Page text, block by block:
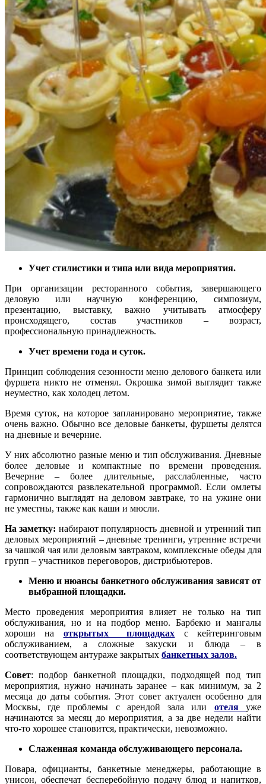
Учет стилистики и типа или вида мероприятия.
При организации ресторанного события, завершающего
деловую или научную конференцию, симпозиум,
презентацию, выставку, важно учитывать атмосферу
происходящего, состав участников – возраст,
профессиональную принадлежность.
Учет времени года и суток.
Принцип соблюдения сезонности меню делового банкета или
фуршета никто не отменял. Окрошка зимой выглядит также
неуместно, как холодец летом.
Время суток, на которое запланировано мероприятие, также
очень важно. Обычно все деловые банкеты, фуршеты делятся
на дневные и вечерние.
У них абсолютно разные меню и тип обслуживания. Дневные
более деловые и компактные по времени проведения.
Вечерние – более длительные, расслабленные, часто
сопровождаются развлекательной программой. Если омлеты
гармонично выглядят на деловом завтраке, то на ужине они
не уместны, также как каши и мюсли.
На заметку: набирают популярность дневной и утренний тип
деловых мероприятий – дневные тренинги, утренние встречи
за чашкой чая или деловым завтраком, комплексные обеды для
групп – участников переговоров, дистрибьютеров.
Меню и нюансы банкетного обслуживания зависят от
выбранной площадки.
Место проведения мероприятия влияет не только на тип
обслуживания, но и на подбор меню. Барбекю и мангалы
хороши на открытых площадках с кейтеринговым
обслуживанием, а сложные закуски и блюда – в
соответствующем антураже закрытых банкетных залов.
Совет: подбор банкетной площадки, подходящей под тип
мероприятия, нужно начинать заранее – как минимум, за 2
месяца до даты события. Этот совет актуален особенно для
Москвы, где проблемы с арендой зала или отеля
уже
начинаются за месяц до мероприятия, а за две недели найти
что-то хорошее становится, практически, невозможно.
Слаженная команда обслуживающего персонала.
Повара, официанты, банкетные менеджеры, работающие в
унисон, обеспечат бесперебойную подачу блюд и напитков,